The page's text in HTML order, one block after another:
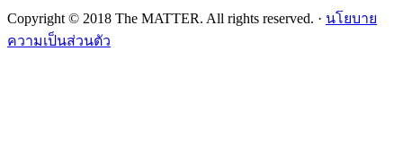
Copyright © 2018 The MATTER. All rights reserved. · นโยบาย
ความเป็นส่วนตัว